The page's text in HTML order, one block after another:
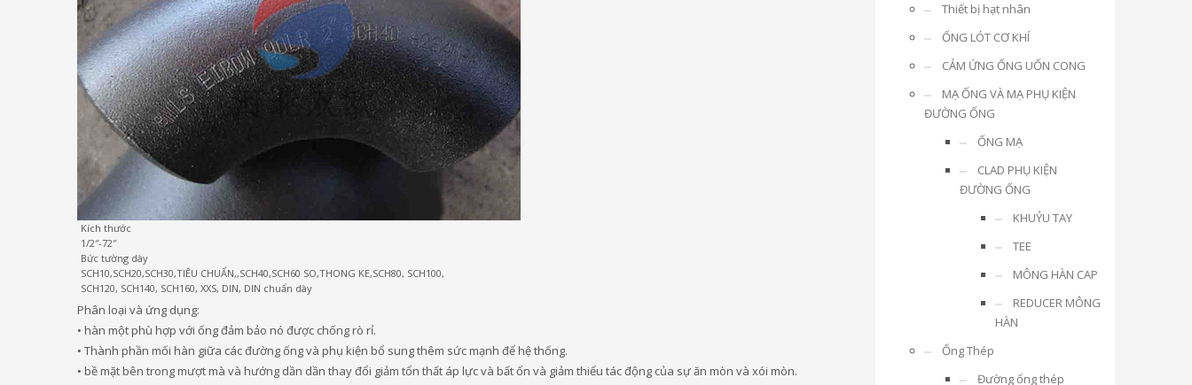
Kích thước
1/2″-72″
Bức tường dày
SCH10,SCH20,SCH30,TIÊU CHUẨN,,SCH40,SCH60 SO,THONG KE,SCH80, SCH100,
SCH120, SCH140, SCH160, XXS, DIN, DIN chuẩn dày
Phân loại và ứng dụng:
• hàn một phù hợp với ống đảm bảo nó được chống rò rỉ.
• Thành phần mối hàn giữa các đường ống và phụ kiện bổ sung thêm sức mạnh để hệ thống.
• bề mặt bên trong mượt mà và hướng dần dần thay đổi giảm tổn thất áp lực và bất ổn và giảm thiểu tác động của sự ăn mòn và xói mòn.
Thiết bị hạt nhân
ỐNG LÓT CƠ KHÍ
CẢM ỨNG ỐNG UỐN CONG
MẠ ỐNG VÀ MẠ PHỤ KIỆN
ĐƯỜNG ỐNG
ỐNG MẠ
CLAD PHỤ KIỆN
ĐƯỜNG ỐNG
KHUỶU TAY
TEE
MÔNG HÀN CAP
REDUCER MÔNG
HÀN
Ống Thép
Đường ống thép